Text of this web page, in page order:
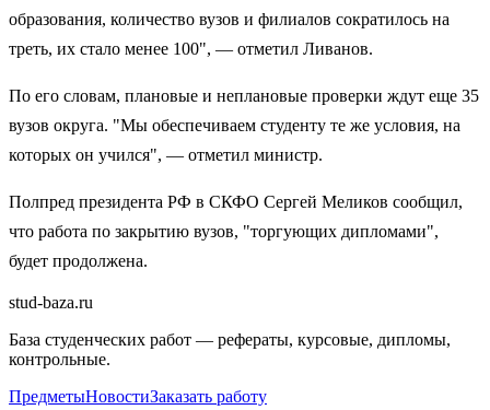
образования, количество вузов и филиалов сократилось на
треть, их стало менее 100", — отметил Ливанов.
По его словам, плановые и неплановые проверки ждут еще 35
вузов округа. "Мы обеспечиваем студенту те же условия, на
которых он учился", — отметил министр.
Полпред президента РФ в СКФО Сергей Меликов сообщил,
что работа по закрытию вузов, "торгующих дипломами",
будет продолжена.
stud-baza.ru
База студенческих работ — рефераты, курсовые, дипломы,
контрольные.
ПредметыНовостиЗаказать работу